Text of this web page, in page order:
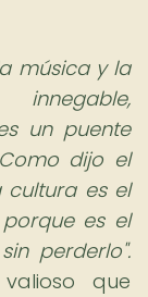
música y la
un puente
dijo el
cultura es el
es el
perderlo".
que